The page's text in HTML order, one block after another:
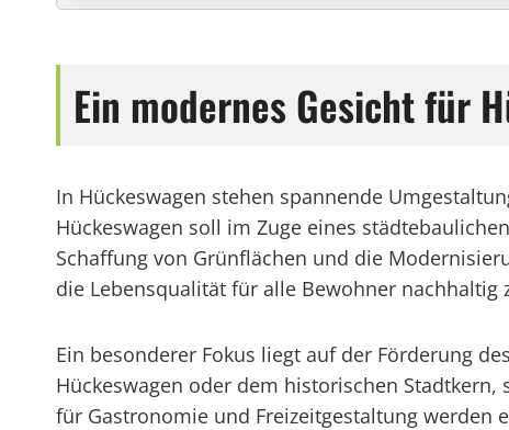
Ein modernes Gesicht für
In Hückeswagen stehen spannende
Hückeswagen soll im Zuge eines
Schaffung von Grünflächen und die
die Lebensqualität für alle Bewohner nachhaltig
Ein besonderer Fokus liegt auf der Förderung
Hückeswagen oder dem historischen
für Gastronomie und Freizeitgestaltung werden